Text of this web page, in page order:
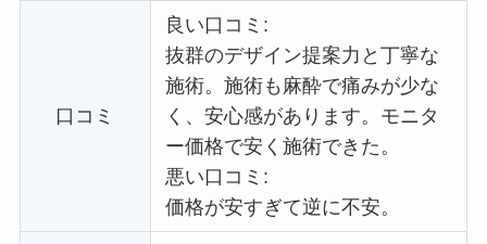
口コミ
良い口コミ:
抜群のデザイン提案力と丁寧な
施術。施術も麻酔で痛みが少な
く、安心感があります。 モニタ
ー価格で安く施術できた。
悪い口コミ:
価格が安すぎて逆に不安。